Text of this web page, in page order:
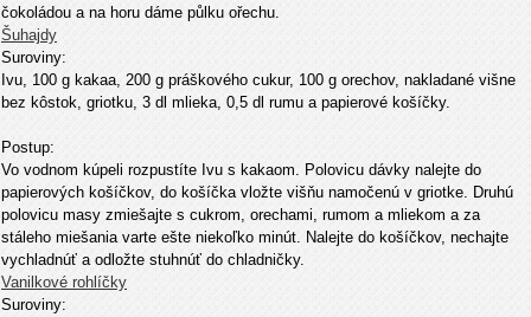
čokoládou a na horu dáme půlku ořechu.
Šuhajdy
Suroviny:
Ivu, 100 g kakaa, 200 g práškového cukur, 100 g orechov, nakladané višne
bez kôstok, griotku, 3 dl mlieka, 0,5 dl rumu a papierové košíčky.
Postup:
Vo vodnom kúpeli rozpustíte Ivu s kakaom. Polovicu dávky nalejte do
papierových košíčkov, do košíčka vložte višňu namočenú v griotke. Druhú
polovicu masy zmiešajte s cukrom, orechami, rumom a mliekom a za
stáleho miešania varte ešte niekoľko minút. Nalejte do košíčkov, nechajte
vychladnúť a odložte stuhnúť do chladničky.
Vanilkové rohlíčky
Suroviny: